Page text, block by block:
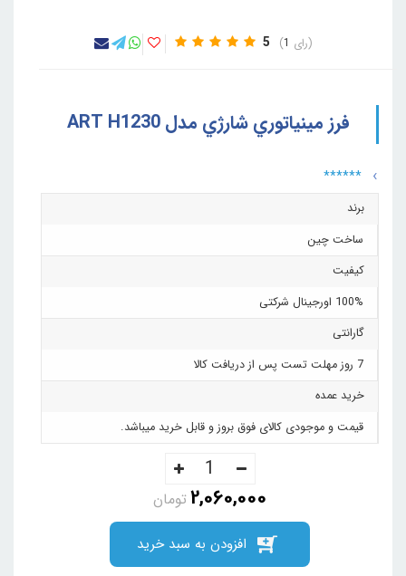
5 1
فرز مينياتوري شارژي مدل ART H1230
******
برند
ساخت چین
کیفیت
100% اورجینال شرکتی
گارانتی
7 روز مهلت تست پس از دریافت کالا
خرید عمده
قیمت و موجودی کالای فوق بروز و قابل خرید میباشد.
2,060,000تومان
افزودن به سبد خرید